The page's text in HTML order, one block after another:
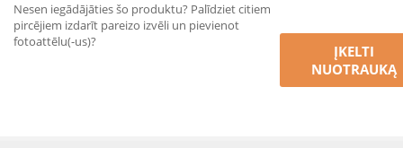
Nesen iegādājāties šo produktu? Palīdziet citiem
pircējiem izdarīt pareizo izvēli un pievienot
fotoattēlu(-us)?
ĮKELTI
NUOTRAUKĄ